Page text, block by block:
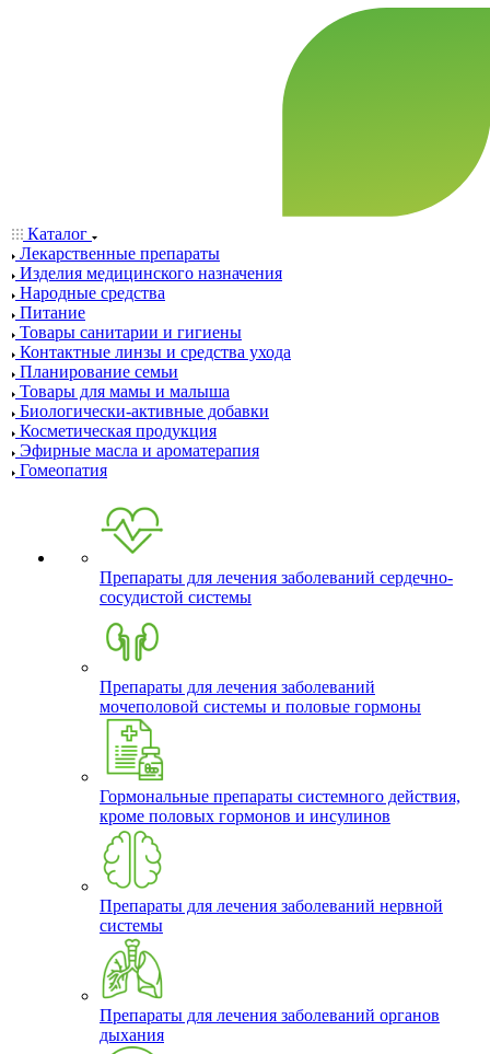
Каталог
Лекарственные препараты
Изделия медицинского назначения
Народные средства
Питание
Товары санитарии и гигиены
Контактные линзы и средства ухода
Планирование семьи
Товары для мамы и малыша
Биологически-активные добавки
Косметическая продукция
Эфирные масла и ароматерапия
Гомеопатия
Препараты для лечения заболеваний сердечно-
сосудистой системы
Препараты для лечения заболеваний
мочеполовой системы и половые гормоны
Гормональные препараты системного действия,
кроме половых гормонов и инсулинов
Препараты для лечения заболеваний нервной
системы
Препараты для лечения заболеваний органов
дыхания